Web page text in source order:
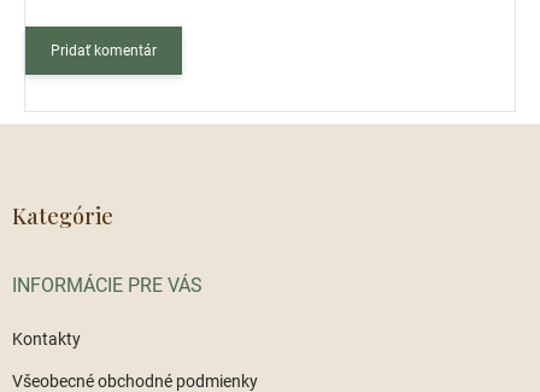
Pridať komentár
Kategórie
INFORMÁCIE PRE VÁS
Kontakty
Všeobecné obchodné podmienky